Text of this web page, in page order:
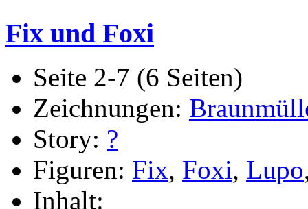
Fix und Foxi
Seite 2-7 (6 Seiten)
Zeichnungen:
Story: ?
Figuren: Fix, Foxi, Lupo
Inhalt: